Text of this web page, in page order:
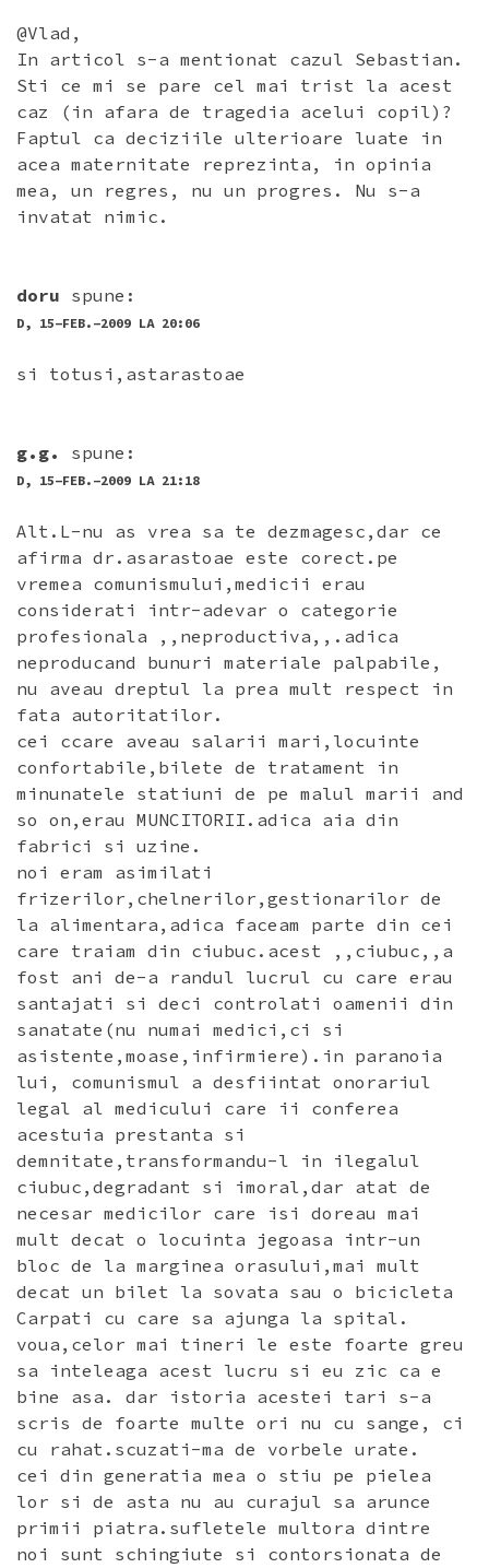
@Vlad,
In articol s-a mentionat cazul Sebastian.
Sti ce mi se pare cel mai trist la acest
caz (in afara de tragedia acelui copil)?
Faptul ca deciziile ulterioare luate in
acea maternitate reprezinta, in opinia
mea, un regres, nu un progres. Nu s-a
invatat nimic.
doru spune:
D, 15-FEB.-2009 LA 20:06
si totusi,astarastoae
g.g. spune:
D, 15-FEB.-2009 LA 21:18
Alt.L-nu as vrea sa te dezmagesc,dar ce
afirma dr.asarastoae este corect.pe
vremea comunismului,medicii erau
considerati intr-adevar o categorie
profesionala ,,neproductiva,,.adica
neproducand bunuri materiale palpabile,
nu aveau dreptul la prea mult respect in
fata autoritatilor.
cei ccare aveau salarii mari,locuinte
confortabile,bilete de tratament in
minunatele statiuni de pe malul marii and
so on,erau MUNCITORII.adica aia din
fabrici si uzine.
noi eram asimilati
frizerilor,chelnerilor,gestionarilor de
la alimentara,adica faceam parte din cei
care traiam din ciubuc.acest ,,ciubuc,,a
fost ani de-a randul lucrul cu care erau
santajati si deci controlati oamenii din
sanatate(nu numai medici,ci si
asistente,moase,infirmiere).in paranoia
lui, comunismul a desfiintat onorariul
legal al medicului care ii conferea
acestuia prestanta si
demnitate,transformandu-l in ilegalul
ciubuc,degradant si imoral,dar atat de
necesar medicilor care isi doreau mai
mult decat o locuinta jegoasa intr-un
bloc de la marginea orasului,mai mult
decat un bilet la sovata sau o bicicleta
Carpati cu care sa ajunga la spital.
voua,celor mai tineri le este foarte greu
sa inteleaga acest lucru si eu zic ca e
bine asa. dar istoria acestei tari s-a
scris de foarte multe ori nu cu sange, ci
cu rahat.scuzati-ma de vorbele urate.
cei din generatia mea o stiu pe pielea
lor si de asta nu au curajul sa arunce
primii piatra.sufletele multora dintre
noi sunt schingiute si contorsionata de